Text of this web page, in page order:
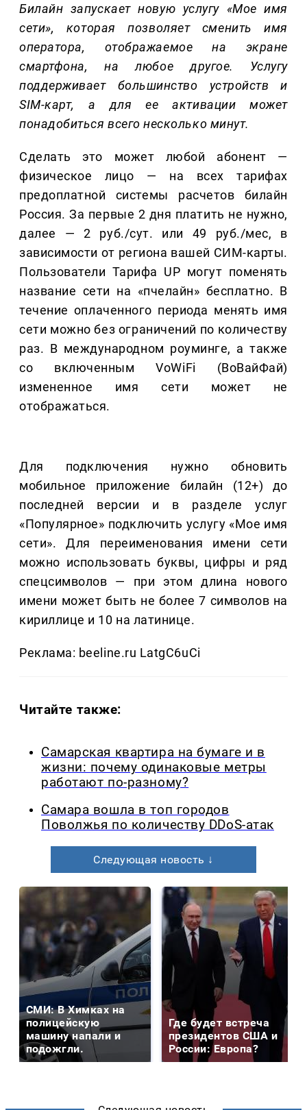
Билайн запускает новую услугу «Мое имя
сети», которая позволяет сменить имя
оператора, отображаемое на экране
смартфона, на любое другое. Услугу
поддерживает большинство устройств и
SIM-карт, а для ее активации может
понадобиться всего несколько минут.
Сделать это может любой абонент —
физическое лицо — на всех тарифах
предоплатной системы расчетов билайн
Россия. За первые 2 дня платить не нужно,
далее — 2 руб./сут. или 49 руб./мес, в
зависимости от региона вашей СИМ-карты.
Пользователи Тарифа UP могут поменять
название сети на «пчелайн» бесплатно. В
течение оплаченного периода менять имя
сети можно без ограничений по количеству
раз. В международном роуминге, а также
со включенным VoWiFi (ВоВайФай)
измененное имя сети может не
отображаться.
Для подключения нужно обновить
мобильное приложение билайн (12+) до
последней версии и в разделе услуг
«Популярное» подключить услугу «Мое имя
сети». Для переименования имени сети
можно использовать буквы, цифры и ряд
спецсимволов — при этом длина нового
имени может быть не более 7 символов на
кириллице и 10 на латинице.
Реклама: beeline.ru LatgC6uCi
Читайте также:
Самарская квартира на бумаге и в
жизни: почему одинаковые метры
работают по-разному?
Самара вошла в топ городов
Поволжья по количеству DDoS-атак
Следующая новость ↓
СМИ: В Химках на
полицейскую
машину напали и
подожгли.
Где будет встреча
президентов США и
России: Европа?